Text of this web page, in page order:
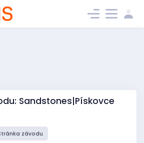
Sandstones|Pískovce
závodu